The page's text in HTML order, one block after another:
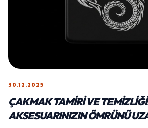
30.12.2025
ÇAKMAK TAMIRI VE
AKSESUARINIZIN ÖMRÜNÜ